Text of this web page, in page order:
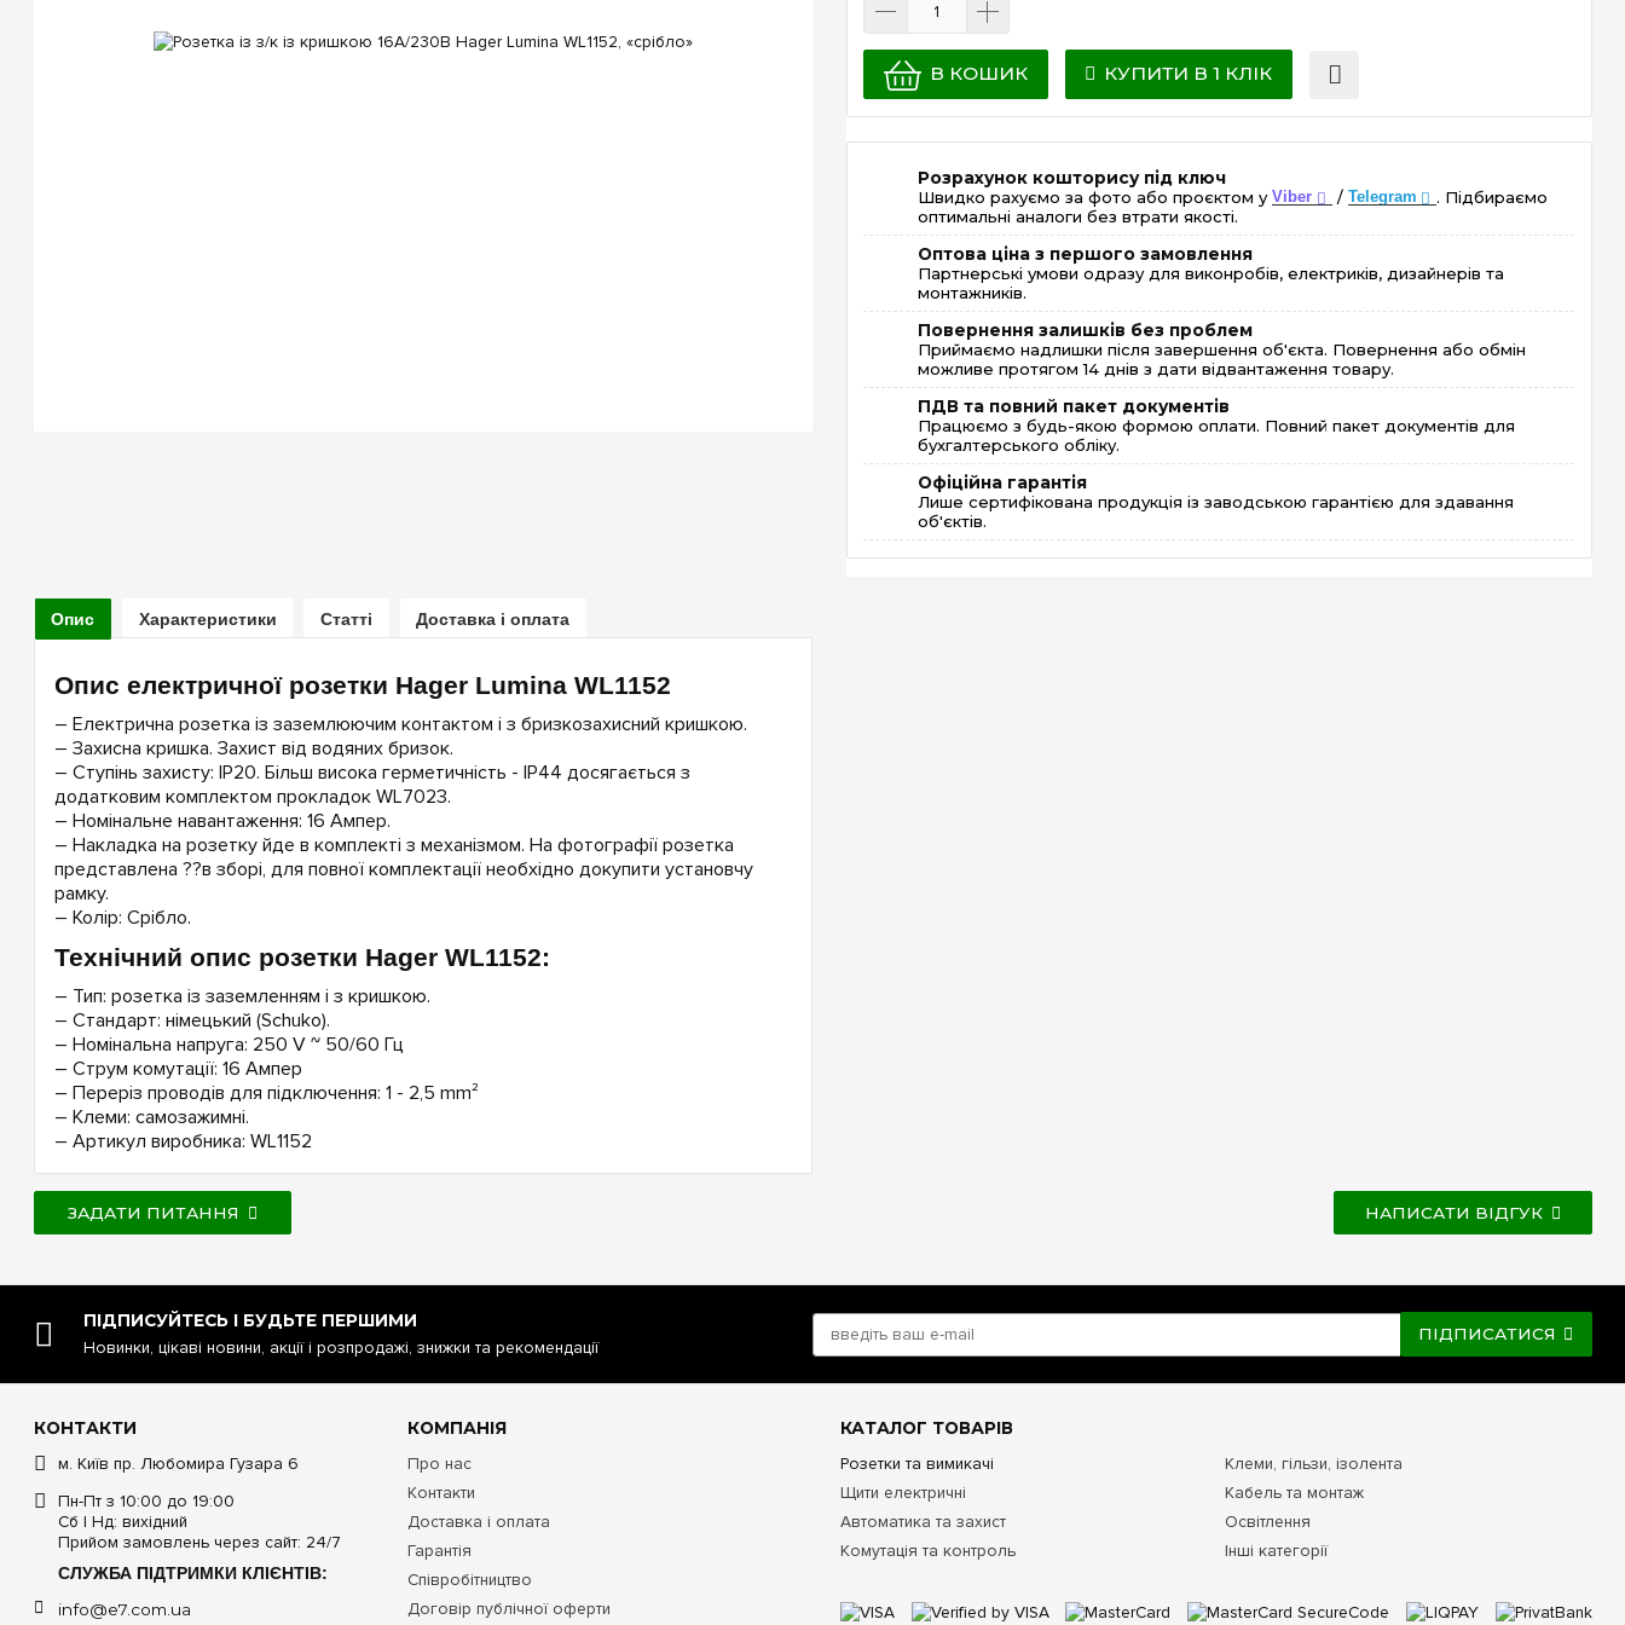
В КОШИК КУПИТИ В 1 КЛІК
Розрахунок кошторису під ключ
Швидко рахуємо за фото або проєктом уViber / Telegram
. Підбираємо
оптимальні аналоги без втрати якості.
Оптова ціна з першого замовлення
Партнерські умови одразу для виконробів, електриків, дизайнерів та
монтажників.
Повернення залишків без проблем
Приймаємо надлишки після завершення об'єкта. Повернення або обмін
можливе протягом 14 днів з дати відвантаження товару.
ПДВ та повний пакет документів
Працюємо з будь-якою формою оплати. Повний пакет документів для
бухгалтерського обліку.
Офіційна гарантія
Лише сертифікована продукція із заводською гарантією для здавання
об'єктів.
Опис Характеристики Статті Доставка і оплата
Опис електричної розетки Hager Lumina WL1152
– Електрична розетка із заземлюючим контактом і з бризкозахисний кришкою.
– Захисна кришка. Захист від водяних бризок.
– Ступінь захисту: IP20. Більш висока герметичність - IP44 досягається з
додатковим комплектом прокладок WL7023.
– Номінальне навантаження: 16 Ампер.
– Накладка на розетку йде в комплекті з механізмом. На фотографії розетка
представлена ??в зборі, для повної комплектації необхідно докупити установчу
рамку.
– Колір: Срібло.
Технічний опис розетки Hager WL1152:
– Тип: розетка із заземленням і з кришкою.
– Стандарт: німецький (Schuko).
– Номінальна напруга: 250 V ~ 50/60 Гц
– Струм комутації: 16 Ампер
– Переріз проводів для підключення: 1 - 2,5 mm²
– Клеми: самозажимні.
– Артикул виробника: WL1152
ЗАДАТИ ПИТАННЯ НАПИСАТИ ВІДГУК
ПІДПИСУЙТЕСЬ І БУДЬТЕ ПЕРШИМИ
Новинки, цікаві новини, акції і розпродажі, знижки та рекомендації
ПІДПИСАТИСЯ
КОНТАКТИ
м. Київ пр. Любомира Гузара 6
Пн-Пт з 10:00 до 19:00
Сб | Нд: вихідний
Прийом замовлень через сайт: 24/7
СЛУЖБА ПІДТРИМКИ КЛІЄНТІВ:
info@e7.com.ua
КОМПАНІЯ
Про нас
Контакти
Доставка і оплата
Гарантія
Співробітництво
Договір публічної оферти
КАТАЛОГ ТОВАРІВ
Розетки та вимикачі
Щити електричні
Автоматика та захист
Комутація та контроль
Клеми, гільзи, ізолента
Кабель та монтаж
Освітлення
Інші категорії